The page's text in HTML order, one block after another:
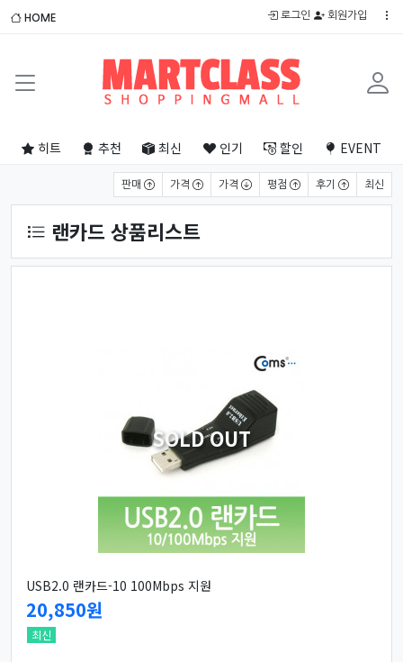
HOME 로그인 회원가입
히트 추천 최신 인기 할인 EVENT
판매 가격 가격 평점 후기 최신
랜카드 상품리스트
SOLD OUT
USB2.0 랜카드-10 100Mbps 지원
20,850원
최신